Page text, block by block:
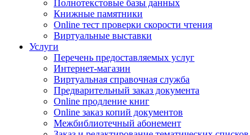
Полнотекстовые базы данных
Книжные памятники
Online тест проверки скорости чтения
Виртуальные выставки
Услуги
Перечень предоставляемых услуг
Интернет-магазин
Виртуальная справочная служба
Предварительный заказ документа
Online продление книг
Online заказ копий документов
Межбиблиотечный абонемент